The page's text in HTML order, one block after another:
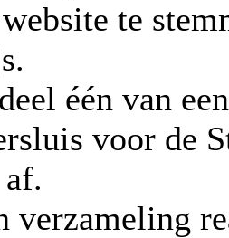
te
één van
voor de
verzameling